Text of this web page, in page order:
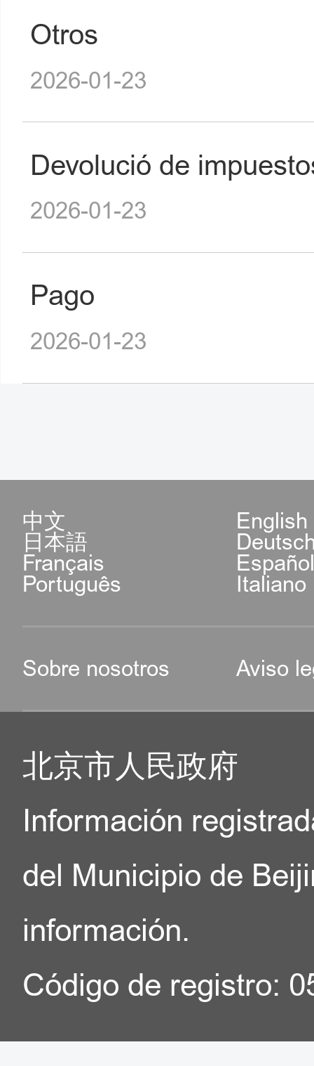
Otros
2026-01-23
Devolució de
2026-01-23
Pago
2026-01-23
中文 English
日本語
Français
Português Italiano
Sobre nosotros Aviso
北京市人民政府
Información
del Municipio de
información.
Código de registro: